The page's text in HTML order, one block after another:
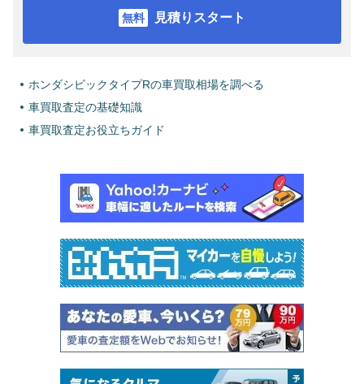
見積りスタート
ホンダシビックタイプRの車買取相場を調べる
車買取査定の基礎知識
車買取査定お役立ちガイド